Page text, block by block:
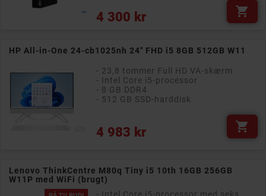
4 300 kr
Pris 
HP All-in-One 24-cb1025nh 24" FHD i5 8GB 512GB W11
- 23,8 tommer Full HD VA-skærm
- Intel Core i5-processor
- 8 GB DDR4
- 512 GB SSD-harddisk
4 983 kr
Pris 
Lenovo ThinkCentre M80q Tiny i5 10th 16GB 256GB
W11P med WiFi (brugt)